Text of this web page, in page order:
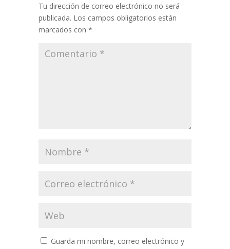
Tu dirección de correo electrónico no será
publicada. Los campos obligatorios están
marcados con *
Guarda mi nombre, correo electrónico y